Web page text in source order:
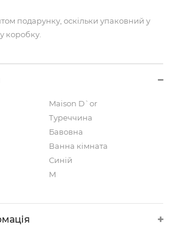
подарунку, оскільки упаковний у
коробку.
Maison D`or
Туреччина
Бавовна
Ванна кімната
Синій
M